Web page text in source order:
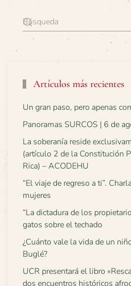
Artículos más recientes
Un gran paso, pero apenas
Panoramas SURCOS | 6 de
La soberanía reside
(artículo 2 de la Constitución
Rica) – ACODEHU
“El viaje de regreso a ti”.
mujeres
“La dictadura de los
gatos sobre el techado
¿Cuánto vale la vida de un
Buglé?
UCR presentará el libro
dos encuentros históricos